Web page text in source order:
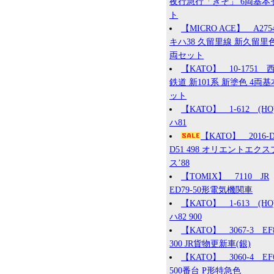
ト
【MICRO ACE】
キハ38 久留里線 新久留里
両セット
【KATO】 10-1751
鉄道 新101系 新塗色 4両基
ット
【KATO】 1-612
ハ81
【KATO】
D51 498 オリエントエクス
ス’88
【TOMIX】 7110 JR
ED79-50形電気機関車
【KATO】 1-613
ハ82 900
【KATO】 3067-3
300 JR貨物更新車(銀)
【KATO】 3060-4
500番台 P形特急色